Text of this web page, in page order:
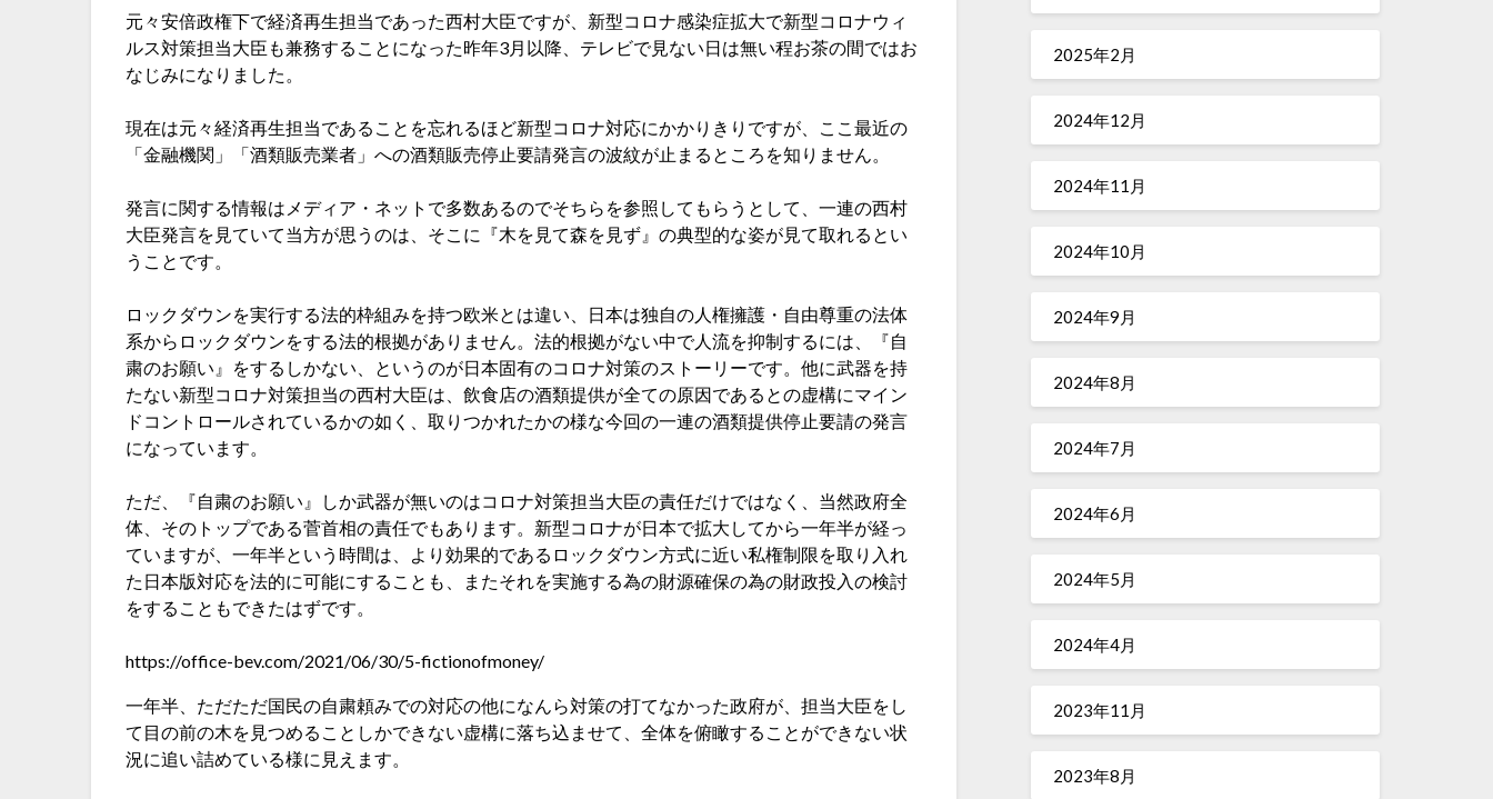
元々安倍政権下で経済再生担当であった西村大臣ですが、新型コロナ感染症拡大で新型コロナウィ
ルス対策担当大臣も兼務することになった昨年3月以降、テレビで見ない日は無い程お茶の間ではお
なじみになりました。
現在は元々経済再生担当であることを忘れるほど新型コロナ対応にかかりきりですが、ここ最近の
「金融機関」「酒類販売業者」への酒類販売停止要請発言の波紋が止まるところを知りません。
発言に関する情報はメディア・ネットで多数あるのでそちらを参照してもらうとして、一連の西村
大臣発言を見ていて当方が思うのは、そこに『木を見て森を見ず』の典型的な姿が見て取れるとい
うことです。
ロックダウンを実行する法的枠組みを持つ欧米とは違い、日本は独自の人権擁護・自由尊重の法体
系からロックダウンをする法的根拠がありません。法的根拠がない中で人流を抑制するには、『自
粛のお願い』をするしかない、というのが日本固有のコロナ対策のストーリーです。他に武器を持
たない新型コロナ対策担当の西村大臣は、飲食店の酒類提供が全ての原因であるとの虚構にマイン
ドコントロールされているかの如く、取りつかれたかの様な今回の一連の酒類提供停止要請の発言
になっています。
ただ、『自粛のお願い』しか武器が無いのはコロナ対策担当大臣の責任だけではなく、当然政府全
体、そのトップである菅首相の責任でもあります。新型コロナが日本で拡大してから一年半が経っ
ていますが、一年半という時間は、より効果的であるロックダウン方式に近い私権制限を取り入れ
た日本版対応を法的に可能にすることも、またそれを実施する為の財源確保の為の財政投入の検討
をすることもできたはずです。
https://office-bev.com/2021/06/30/5-fictionofmoney/
一年半、ただただ国民の自粛頼みでの対応の他になんら対策の打てなかった政府が、担当大臣をし
て目の前の木を見つめることしかできない虚構に落ち込ませて、全体を俯瞰することができない状
況に追い詰めている様に見えます。
2025年2月
2024年12月
2024年11月
2024年10月
2024年9月
2024年8月
2024年7月
2024年6月
2024年5月
2024年4月
2023年11月
2023年8月